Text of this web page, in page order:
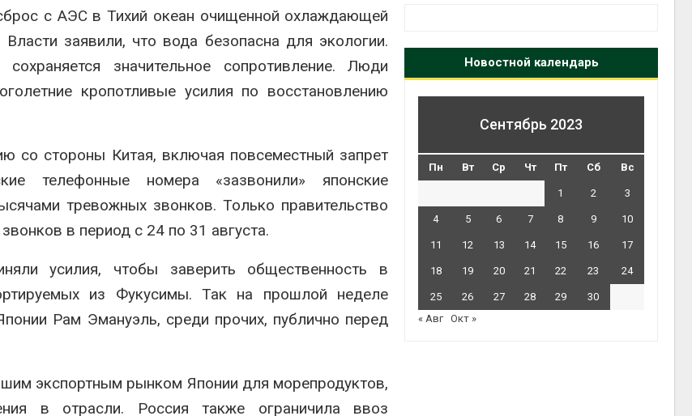
с АЭС в Тихий океан очищенной охлаждающей
заявили, что вода безопасна для экологии.
значительное сопротивление. Люди
кропотливые усилия по восстановлению
со стороны Китая, включая повсеместный запрет
телефонные номера «зазвонили» японские
тревожных звонков. Только правительство
в период с 24 по 31 августа.
усилия, чтобы заверить общественность в
из Фукусимы. Так на прошлой неделе
Рам Эмануэль, среди прочих, публично перед
экспортным рынком Японии для морепродуктов,
в отрасли. Россия также ограничила ввоз
Новостной календарь
Сентябрь 2023
Пн Вт Ср Чт Пт Сб Вс
1 2 3
4 5 6 7 8 9 10
11 12 13 14 15 16 17
18 19 20 21 22 23 24
25 26 27 28 29
30
« Авг Окт »